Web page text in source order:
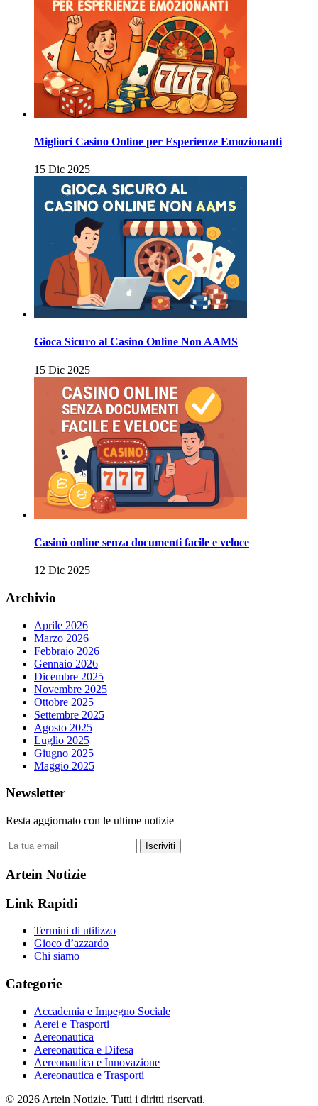
Migliori Casino Online per Esperienze Emozionanti
15 Dic 2025
Gioca Sicuro al Casino Online Non AAMS
15 Dic 2025
Casinò online senza documenti facile e veloce
12 Dic 2025
Archivio
Aprile 2026
Marzo 2026
Febbraio 2026
Gennaio 2026
Dicembre 2025
Novembre 2025
Ottobre 2025
Settembre 2025
Agosto 2025
Luglio 2025
Giugno 2025
Maggio 2025
Newsletter
Resta aggiornato con le ultime notizie
Iscriviti
Artein Notizie
Link Rapidi
Termini di utilizzo
Gioco d’azzardo
Chi siamo
Categorie
Accademia e Impegno Sociale
Aerei e Trasporti
Aereonautica
Aereonautica e Difesa
Aereonautica e Innovazione
Aereonautica e Trasporti
© 2026 Artein Notizie. Tutti i diritti riservati.